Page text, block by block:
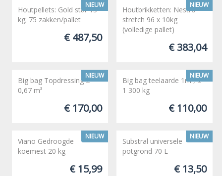
NIEUW
Houtpellets: Gold star 15
kg; 75 zakken/pallet
€ 487,50
NIEUW
Houtbrikketten: Nestro
stretch 96 x 10kg
(volledige pallet)
€ 383,04
NIEUW
Big bag Topdressing ±
0,67 m³
€ 170,00
NIEUW
Big bag teelaarde 1m³, ±
1 300 kg
€ 110,00
NIEUW
Viano Gedroogde
koemest 20 kg
€ 15,99
NIEUW
Substral universele
potgrond 70 L
€ 13,50